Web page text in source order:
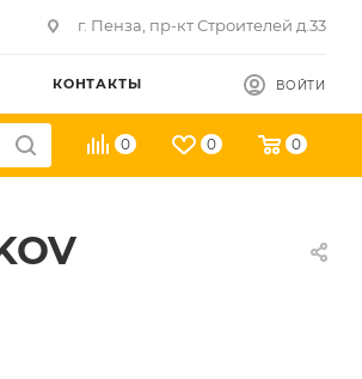
г. Пенза, пр-кт Строителей д.33
КОНТАКТЫ ВОЙТИ
0 0 0